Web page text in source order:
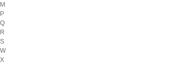
M
P
Q
R
S
W
X